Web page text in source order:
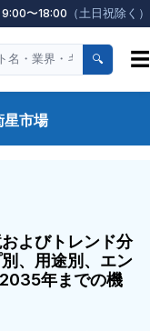
〜18:00 （土日祝除く）
🔍 ☰
星市場
よびトレンド分
、用途別、エン
年までの機